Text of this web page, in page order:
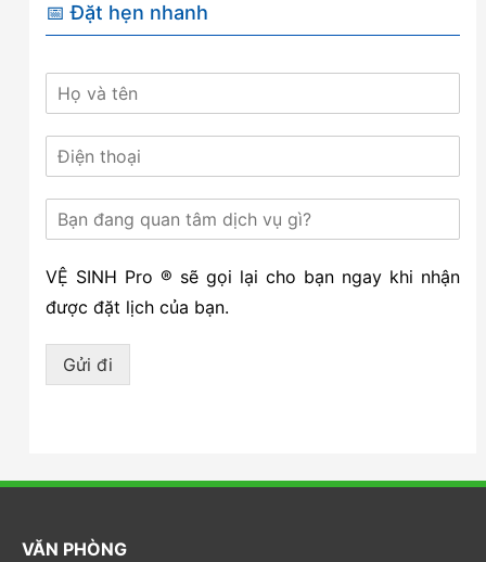
📅 Đặt hẹn nhanh
VỆ SINH Pro ® sẽ gọi lại cho bạn ngay khi nhận
được đặt lịch của bạn.
Gửi đi
VĂN PHÒNG